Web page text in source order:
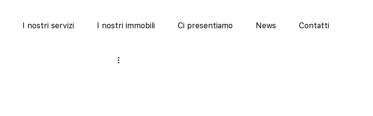
I nostri servizi I nostri immobili Ci presentiamo News Contatti